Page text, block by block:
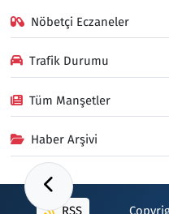
Nöbetçi Eczaneler
Trafik Durumu
Tüm Manşetler
Haber Arşivi
RSS